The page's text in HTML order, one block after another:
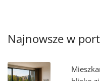
Najnowsze w